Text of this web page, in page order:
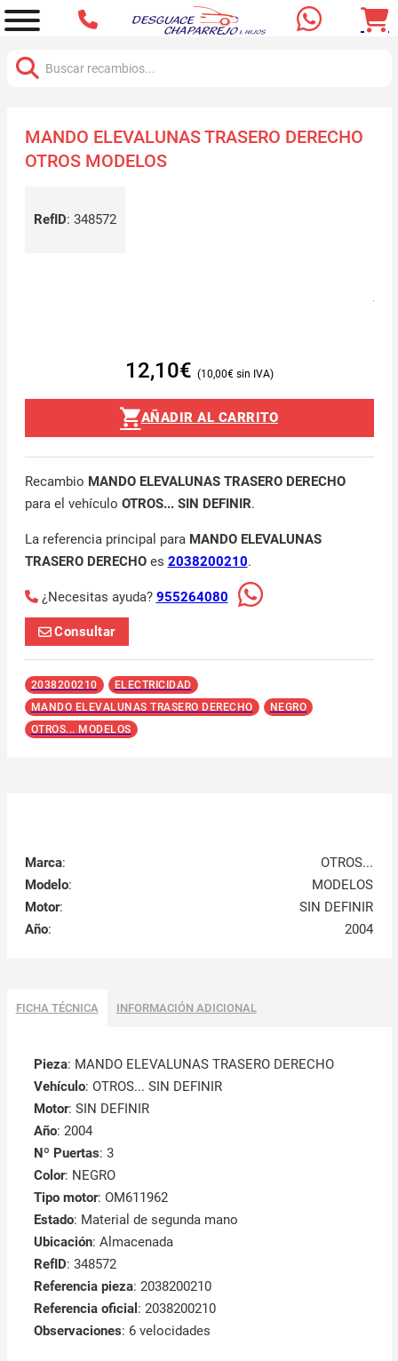
MANDO ELEVALUNAS TRASERO DERECHO
OTROS MODELOS
RefID: 348572
12,10€ 10,00€
AÑADIR AL CARRITO
Recambio MANDO ELEVALUNAS TRASERO DERECHO
para el vehículo OTROS... SIN DEFINIR.
La referencia principal para MANDO ELEVALUNAS
TRASERO DERECHOes 2038200210.
¿Necesitas ayuda? 955264080
Consultar
2038200210
ELECTRICIDAD
MANDO ELEVALUNAS TRASERO DERECHO
NEGRO
OTROS... MODELOS
Marca:
OTROS...
Modelo:
MODELOS
Motor:
SIN DEFINIR
Año: 2004
FICHA TÉCNICA INFORMACIÓN ADICIONAL
Pieza: MANDO ELEVALUNAS TRASERO DERECHO
Vehículo: OTROS... SIN DEFINIR
Motor: SIN DEFINIR
Año: 2004
Nº Puertas: 3
Color: NEGRO
Tipo motor: OM611962
Estado: Material de segunda mano
Ubicación: Almacenada
RefID: 348572
Referencia pieza: 2038200210
Referencia oficial : 2038200210
Observaciones: 6 velocidades